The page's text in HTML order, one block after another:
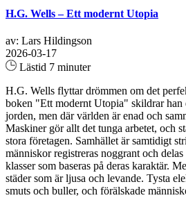
H.G. Wells – Ett modernt Utopia
av: Lars Hildingson
2026-03-17
Lästid 7 minuter
H.G. Wells flyttar drömmen om det
boken "Ett modernt Utopia" skildrar
jorden, men där världen är enad och
Maskiner gör allt det tunga arbetet, och
stora företagen. Samhället är samtidigt
människor registreras noggrant och
klasser som baseras på deras karaktär.
städer som är ljusa och levande. Tysta
smuts och buller, och förälskade